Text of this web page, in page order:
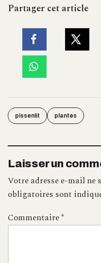
Partager cet article
pissenlit plantes
Laisser un
Votre adresse e-mail ne
obligatoires sont
Commentaire*